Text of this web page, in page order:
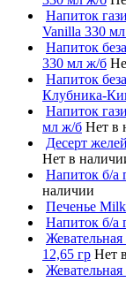
Напиток
Vanilla 330
Напиток
330 мл ж/б
Напиток
Клубника-
Напиток
мл ж/б Нет в
Десерт
Нет в
Напиток б/а
наличии
Печенье
Напиток б/а
12,65 гр Нет
Жевательная